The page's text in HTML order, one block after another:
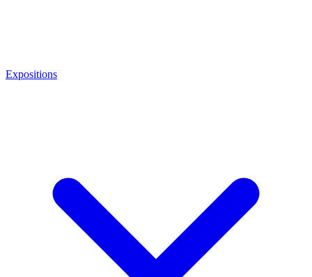
Expositions